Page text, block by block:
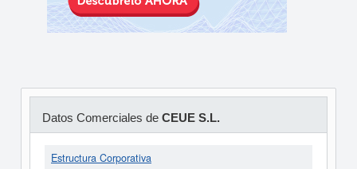
Datos Comerciales de CEUE S.L.
Estructura Corporativa